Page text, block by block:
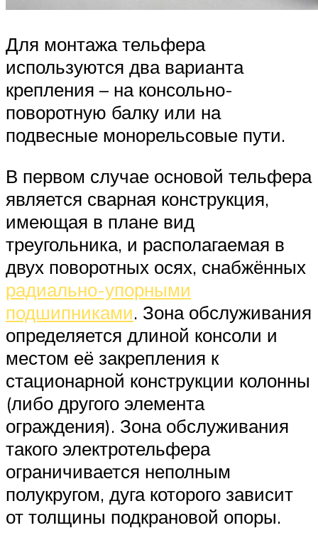
Для монтажа тельфера
используются два варианта
крепления – на консольно-
поворотную балку или на
подвесные монорельсовые пути.
В первом случае основой тельфера
является сварная конструкция,
имеющая в плане вид
треугольника, и располагаемая в
двух поворотных осях, снабжённых
радиально-упорными
подшипниками. Зона обслуживания
определяется длиной консоли и
местом её закрепления к
стационарной конструкции колонны
(либо другого элемента
ограждения). Зона обслуживания
такого электротельфера
ограничивается неполным
полукругом, дуга которого зависит
от толщины подкрановой опоры.